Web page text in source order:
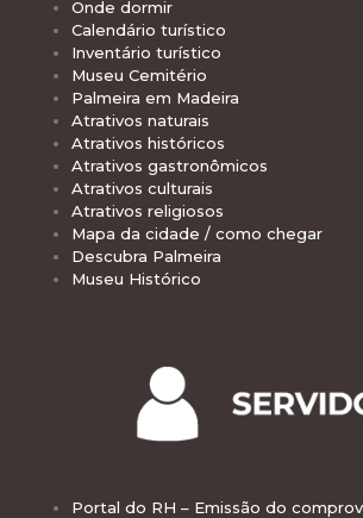
Onde dormir
Calendário turístico
Inventário turístico
Museu Cemitério
Palmeira em Madeira
Atrativos naturais
Atrativos históricos
Atrativos gastronômicos
Atrativos culturais
Atrativos religiosos
Mapa da cidade / como chegar
Descubra Palmeira
Museu Histórico
Portal do RH – Emissão do